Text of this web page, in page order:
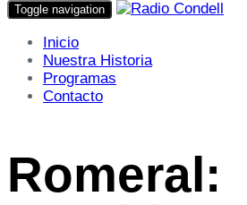
Toggle navigation
Inicio
Nuestra Historia
Programas
Contacto
Romeral: